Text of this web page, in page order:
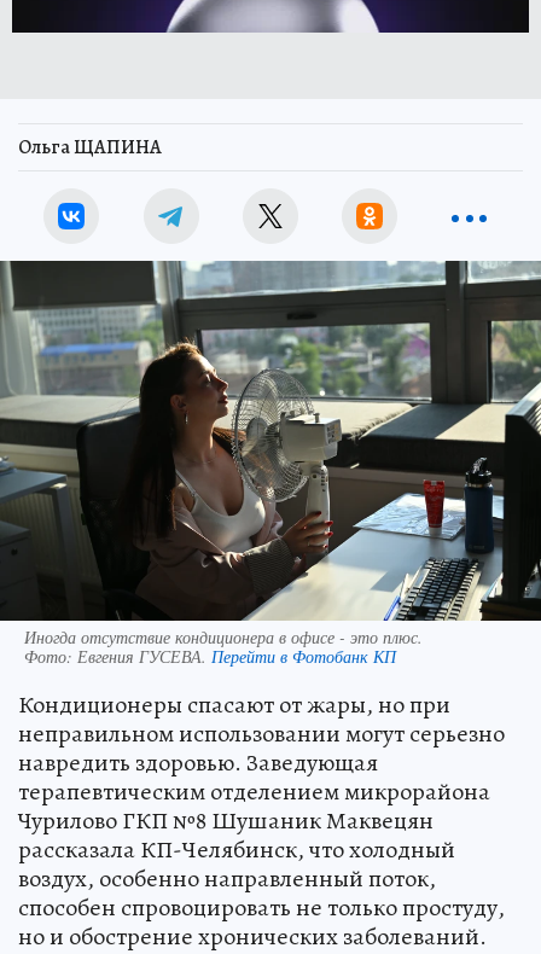
Ольга ЩАПИНА
Иногда отсутствие кондиционера в офисе - это плюс.
Фото: Евгения ГУСЕВА. Перейти в Фотобанк КП
Кондиционеры спасают от жары, но при
неправильном использовании могут серьезно
навредить здоровью. Заведующая
терапевтическим отделением микрорайона
Чурилово ГКП №8 Шушаник Маквецян
рассказала КП-Челябинск, что холодный
воздух, особенно направленный поток,
способен спровоцировать не только простуду,
но и обострение хронических заболеваний.